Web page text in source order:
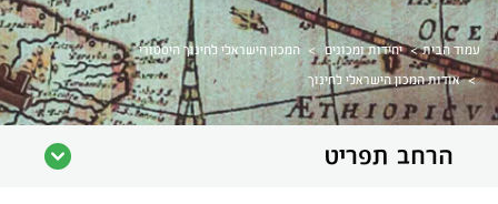
עמוד הבית > יחידות ומכונים > המכון הישראלי לחינוך היסטורי
> אודות המכון הישראלי לחינוך
הרחב תפריט